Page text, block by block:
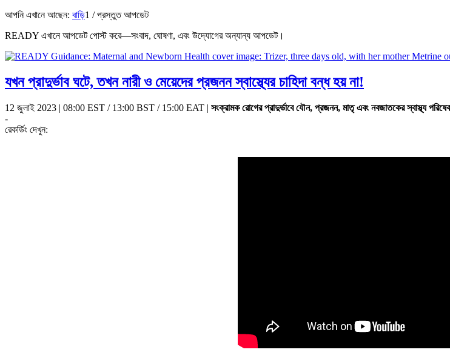
আপনি এখানে আছেন: বাড়ি1 / প্রস্তুত আপডেট
READY এখানে আপডেট পোস্ট করে—সংবাদ, ঘোষণা, এবং উদ্যোগের অন্যান্য আপডেট।
যখন প্রাদুর্ভাব ঘটে, তখন নারী ও মেয়েদের প্রজনন স্বাস্থ্যের চাহিদা বন্ধ হয় না!
12 জুলাই 2023 | 08:00 EST / 13:00 BST / 15:00 EAT | সংক্রামক রোগের প্রাদুর্ভাবে যৌন, প্রজনন, মাতৃ এবং নবজাতকের স্বাস্থ্য
-
রেকর্ডিং দেখুন: